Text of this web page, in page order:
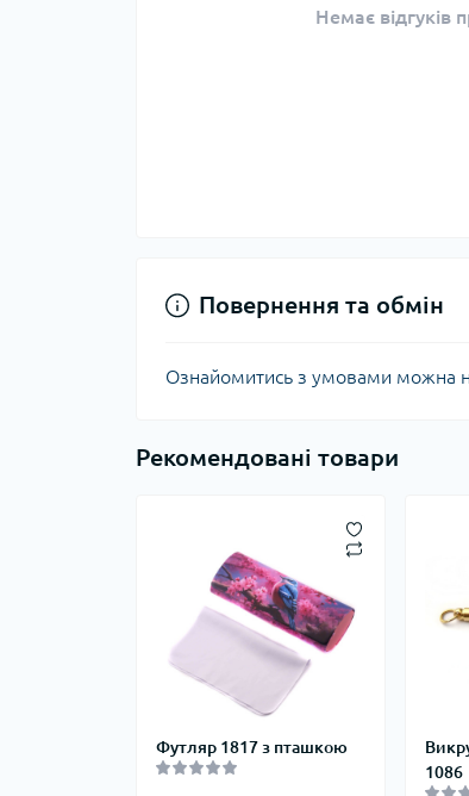
Немає відгуків
Повернення та обмін
Ознайомитись з умовами можна
Рекомендовані товари
Футляр 1817 з пташкою
1086